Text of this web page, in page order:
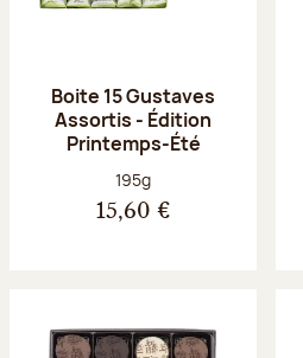
Boite 15 Gustaves
Assortis - Édition
Printemps-Été
Poids net :
195g
15,60 €